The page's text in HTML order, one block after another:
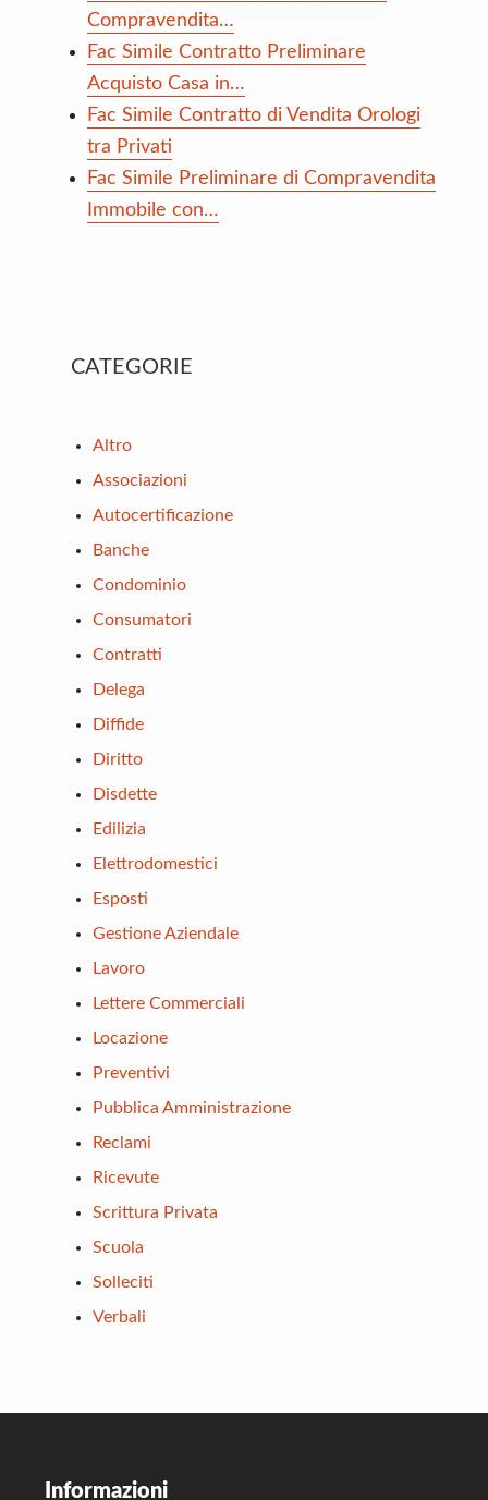
Compravendita…
Fac Simile Contratto Preliminare
Acquisto Casa in…
Fac Simile Contratto di Vendita Orologi
tra Privati
Fac Simile Preliminare di Compravendita
Immobile con…
Primary
CATEGORIE
Altro
Associazioni
Autocertificazione
Banche
Condominio
Consumatori
Contratti
Delega
Diffide
Diritto
Disdette
Edilizia
Elettrodomestici
Esposti
Gestione Aziendale
Lavoro
Lettere Commerciali
Locazione
Preventivi
Pubblica Amministrazione
Reclami
Ricevute
Scrittura Privata
Scuola
Solleciti
Verbali
Informazioni